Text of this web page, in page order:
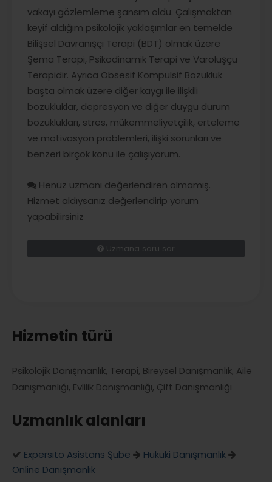
vakayı gözlemleme şansım oldu. Çalışmaktan
keyif aldığım psikolojik yaklaşımlar en temelde
Bilişsel Davranışçı Terapi (BDT) olmak üzere
Şema Terapi, Psikodinamik Terapi ve Varoluşçu
Terapidir. Ayrıca Obsesif Kompulsif Bozukluk
başta olmak üzere diğer kaygı ile ilişkili
bozukluklar, depresyon ve diğer duygu durum
bozuklukları, stres, mükemmeliyetçilik, erteleme
ve motivasyon problemleri, ilişki sorunları ve
benzeri birçok konu ile çalışıyorum.
Henüz uzmanı değerlendiren olmamış.
Hizmet aldıysanız değerlendirip yorum
yapabilirsiniz
Uzmana soru sor
Hizmetin türü
Psikolojik Danışmanlık, Terapi, Bireysel Danışmanlık, Aile
Danışmanlığı, Evlilik Danışmanlığı, Çift Danışmanlığı
Uzmanlık alanları
Expersıto Asistans Şube
Hukuki Danışmanlık
Online Danışmanlık